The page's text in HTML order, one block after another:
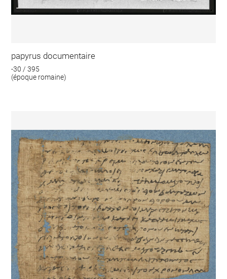
papyrus documentaire
-30 / 395
(époque romaine)